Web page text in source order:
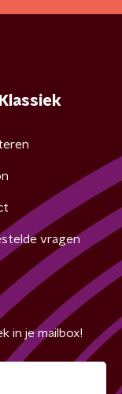
vragen
in je mailbox!